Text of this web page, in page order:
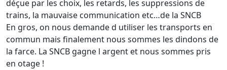
déçue par les choix, les retards, les suppressions de
trains, la mauvaise communication etc…de la SNCB
En gros, on nous demande d utiliser les transports en
commun mais finalement nous sommes les dindons de
la farce. La SNCB gagne l argent et nous sommes pris
en otage !